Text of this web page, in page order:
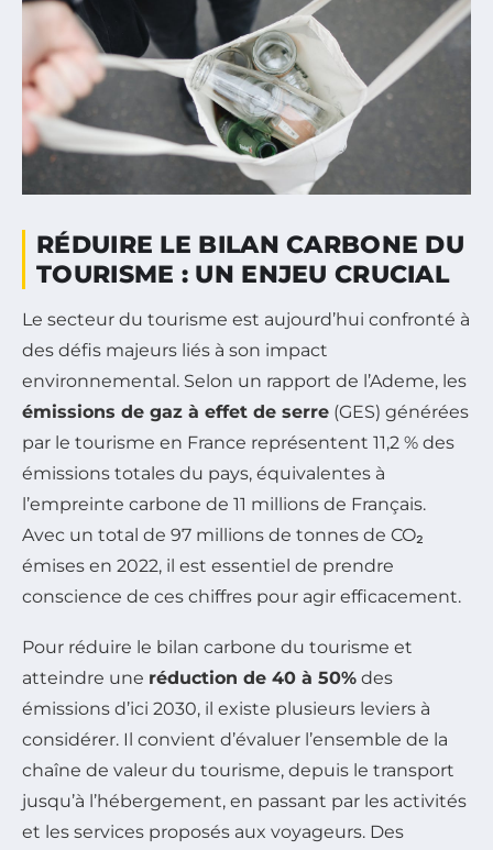
RÉDUIRE LE BILAN CARBONE DU
TOURISME : UN ENJEU CRUCIAL
Le secteur du tourisme est aujourd’hui confronté à
des défis majeurs liés à son impact
environnemental. Selon un rapport de l’Ademe, les
émissions de gaz à effet de serre (GES) générées
par le tourisme en France représentent 11,2 % des
émissions totales du pays, équivalentes à
l’empreinte carbone de 11 millions de Français.
Avec un total de 97 millions de tonnes de CO₂
émises en 2022, il est essentiel de prendre
conscience de ces chiffres pour agir efficacement.
Pour réduire le bilan carbone du tourisme et
atteindre une réduction de 40 à 50% des
émissions d’ici 2030, il existe plusieurs leviers à
considérer. Il convient d’évaluer l’ensemble de la
chaîne de valeur du tourisme, depuis le transport
jusqu’à l’hébergement, en passant par les activités
et les services proposés aux voyageurs. Des